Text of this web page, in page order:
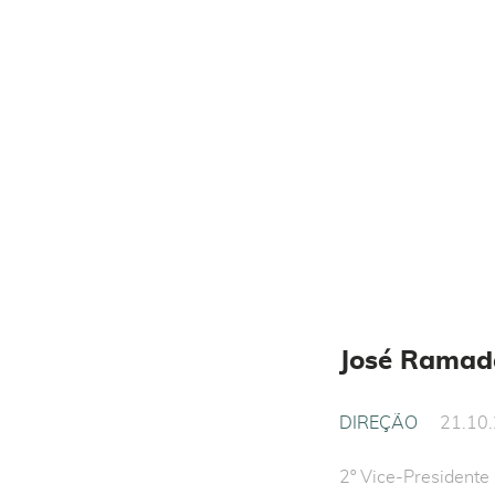
José
DIREÇÃO
2º Vice-Presidente